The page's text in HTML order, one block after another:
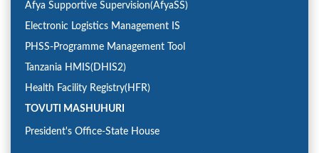
Afya Supportive Supervision(AfyaSS)
Electronic Logistics Management IS
PHSS-Programme Management Tool
Tanzania HMIS(DHIS2)
Health Facility Registry(HFR)
TOVUTI MASHUHURI
President's Office-State House